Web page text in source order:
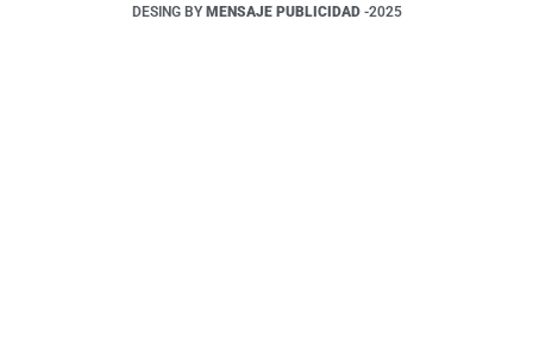
DESING BY MENSAJE PUBLICIDAD -2025